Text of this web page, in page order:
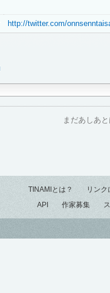
http://twitter.com/
まだあしあと
TINAMIとは？ リンク
API
作家募集